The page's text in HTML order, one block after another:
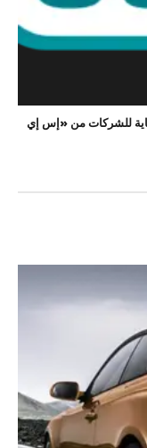
للشركات من «إس إي